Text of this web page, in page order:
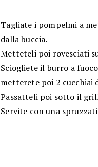
Tagliate i pompelmi a
dalla buccia.
Metteteli poi rovesciati
Sciogliete il burro a
metterete poi 2 cucchiai
Passatteli poi sotto il
Servite con una